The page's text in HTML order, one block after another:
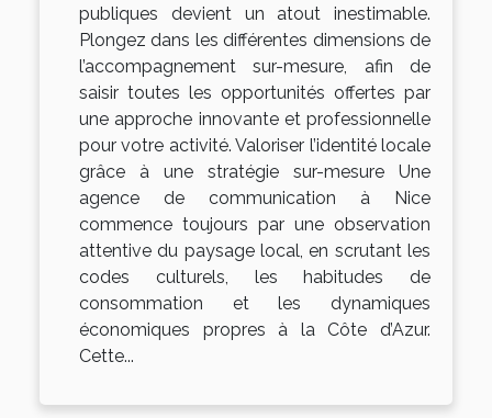
publiques devient un atout inestimable.
Plongez dans les différentes dimensions de
l’accompagnement sur-mesure, afin de
saisir toutes les opportunités offertes par
une approche innovante et professionnelle
pour votre activité. Valoriser l’identité locale
grâce à une stratégie sur-mesure Une
agence de communication à Nice
commence toujours par une observation
attentive du paysage local, en scrutant les
codes culturels, les habitudes de
consommation et les dynamiques
économiques propres à la Côte d’Azur.
Cette...